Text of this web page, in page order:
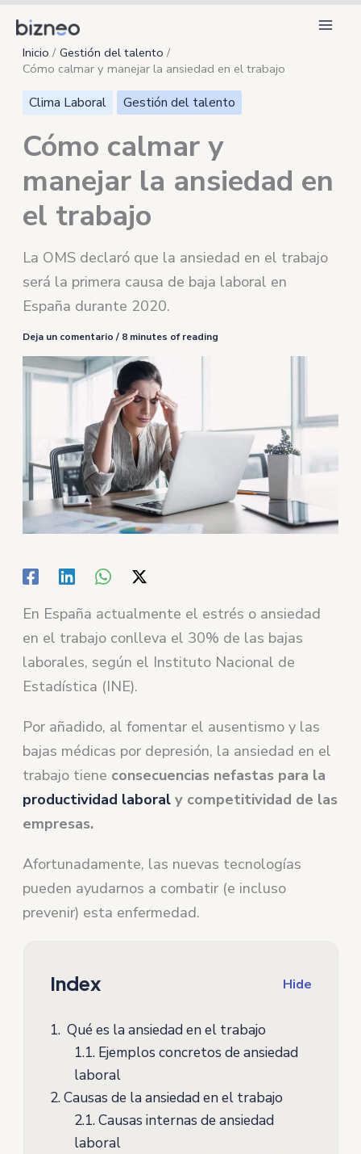
contenido
Inicio
Gestión del talento
Cómo calmar y manejar la ansiedad en el trabajo
Clima Laboral Gestión del talento
Cómo calmar y
manejar la ansiedad en
el trabajo
La OMS declaró que la ansiedad en el trabajo
será la primera causa de baja laboral en
España durante 2020.
Deja un comentario / 8 minutes of reading
En España actualmente el estrés o ansiedad
en el trabajo conlleva el 30% de las bajas
laborales, según el Instituto Nacional de
Estadística (INE).
Por añadido, al fomentar el ausentismo y las
bajas médicas por depresión, la ansiedad en el
trabajo tiene consecuencias nefastas para la
productividad laboral y competitividad de las
empresas.
Afortunadamente, las nuevas tecnologías
pueden ayudarnos a combatir (e incluso
prevenir) esta enfermedad.
Index Hide
1.Qué es la ansiedad en el trabajo
1.1.Ejemplos concretos de ansiedad
laboral
2.Causas de la ansiedad en el trabajo
2.1.Causas internas de ansiedad
laboral